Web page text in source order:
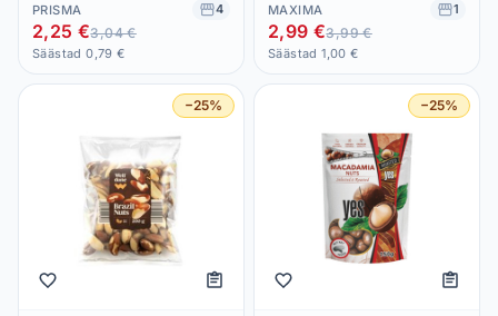
PRISMA 4
2,25 €3,04 €
Säästad 0,79 €
MAXIMA 1
2,99 €3,99 €
Säästad 1,00 €
−25% −25%